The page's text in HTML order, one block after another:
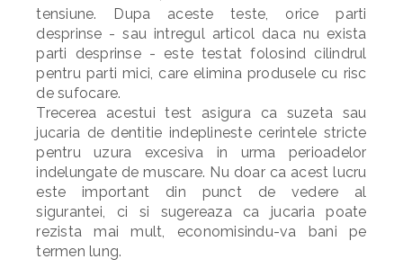
tensiune. Dupa aceste teste, orice parti
desprinse - sau intregul articol daca nu exista
parti desprinse - este testat folosind cilindrul
pentru parti mici, care elimina produsele cu risc
de sufocare.
Trecerea acestui test asigura ca suzeta sau
jucaria de dentitie indeplineste cerintele stricte
pentru uzura excesiva in urma perioadelor
indelungate de muscare. Nu doar ca acest lucru
este important din punct de vedere al
sigurantei, ci si sugereaza ca jucaria poate
rezista mai mult, economisindu-va bani pe
termen lung.